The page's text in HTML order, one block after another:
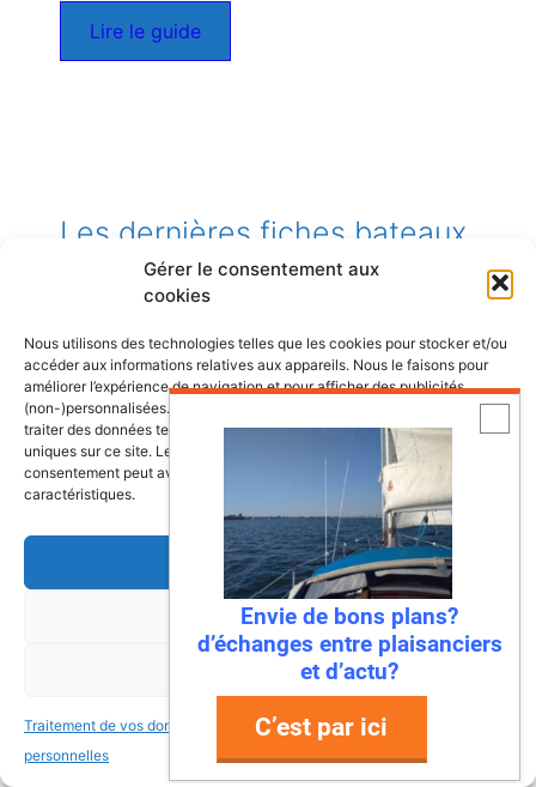
Gérer le consentement aux
cookies
Nous utilisons des technologies telles que les cookies pour stocker et/ou
accéder aux informations relatives aux appareils. Nous le faisons pour
améliorer l’expérience de navigation et pour afficher des publicités
(non-)personnalisées. Consentir à ces technologies nous autorisera à
traiter des données telles que le comportement de navigation ou les ID
uniques sur ce site. Le fait de ne pas consentir ou de retirer son
consentement peut avoir un effet négatif sur certaines fonctonnalités et
caractéristiques.
Accepter
Refuser
Voir les préférences
Traitement de vos données
personnelles
Traitement de vos données
personnelles
Lire le guide
Les dernières fiches bateaux
Fiches de présentation de voiliers
retours propriétaires, les points à vérifier
ainsi que la fiche technique du bateau.
Bali 4.8, un vrai
catamaran à vivre
Antarès 700 Pêche, le
bateau pensé pour les
pêcheurs-plaisanciers
Ces voiliers de la classe
6.50 qui ont marqué
Envie de bons plans?
d’échanges entre plaisanciers
et d’actu?
C’est par ici